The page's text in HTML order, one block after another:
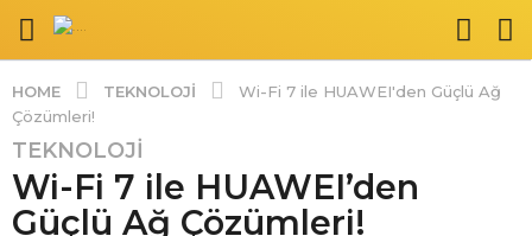
HOME TEKNOLOJI
Wi-Fi 7 ile HUAWEI'den Güçlü Ağ
Çözümleri!
1
0
a
TEKNOLOJI
Wi-Fi 7 ile HUAWEI’den
Güçlü Ağ Çözümleri!